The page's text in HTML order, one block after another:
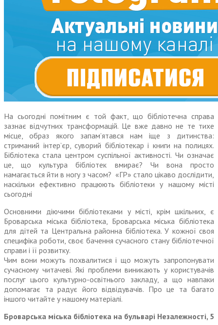
На сьогодні помітним є той факт, що бібліотечна справа
зазнає відчутних трансформацій. Це вже давно не те тихе
місце, образ якого запам’ятався нам іще з дитинства:
стриманий інтер’єр, суворий бібліотекар і книги на полицях.
Бібліотека стала центром суспільної активності. Чи означає
це, що культура бібліотек вмирає? Чи вона просто
намагається йти в ногу з часом? «ГР» стало цікаво дослідити,
наскільки ефективно працюють бібліотеки у нашому місті
сьогодні
Основними діючими бібліотеками у місті, крім шкільних, є
Броварська міська бібліо­тека, Броварська міська бібліотека
для дітей та Центральна районна бібліотека. У кожної своя
специфіка роботи, своє бачення сучасного стану бібліотечної
справи і її розвитку.
Чим вони можуть похвалитися і що можуть запропонувати
сучасному читачеві. Які проблеми виникають у користувачів
послуг цього культурно-освітнього закладу, а що навпаки
допомагає та радує його відвідувачів. Про це та багато
іншого читайте у нашому матеріалі.
Броварська міська бібліотека на бульварі Незалежності, 5